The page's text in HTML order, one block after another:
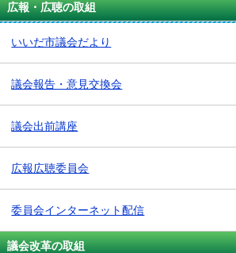
広報・広聴の取組
いいだ市議会だより
議会報告・意見交換会
議会出前講座
広報広聴委員会
委員会インターネット配信
議会改革の取組